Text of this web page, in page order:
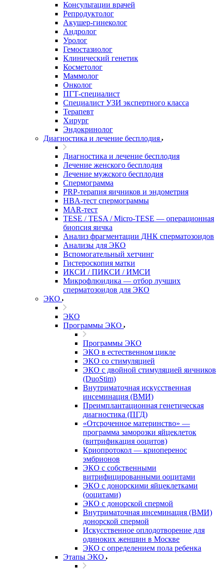
Консультации врачей
Репродуктолог
Акушер-гинеколог
Андролог
Уролог
Гемостазиолог
Клинический генетик
Косметолог
Маммолог
Онколог
ПГТ-специалист
Специалист УЗИ экспертного класса
Терапевт
Хирург
Эндокринолог
Диагностика и лечение бесплодия
Диагностика и лечение бесплодия
Лечение женского бесплодия
Лечение мужского бесплодия
Спермограмма
PRP-терапия яичников и эндометрия
HBA-тест спермограммы
MAR-тест
TESE / TESA / Micro-TESE — операционная
биопсия яичка
Анализ фрагментации ДНК сперматозоидов
Анализы для ЭКО
Вспомогательный хетчинг
Гистероскопия матки
ИКСИ / ПИКСИ / ИМСИ
Микрофлюидика — отбор лучших
сперматозоидов для ЭКО
ЭКО
ЭКО
Программы ЭКО
Программы ЭКО
ЭКО в естественном цикле
ЭКО со стимуляцией
ЭКО с двойной стимуляцией яичников
(DuoStim)
Внутриматочная искусственная
инсеминация (ВМИ)
Преимплантационная генетическая
диагностика (ПГД)
«Отсроченное материнство» —
программа заморозки яйцеклеток
(витрификация ооцитов)
Криопротокол — криоперенос
эмбрионов
ЭКО с собственными
витрифицированными ооцитами
ЭКО с донорскими яйцеклетками
(ооцитами)
ЭКО с донорской спермой
Внутриматочная инсеминация (ВМИ)
донорской спермой
Искусственное оплодотворение для
одиноких женщин в Москве
ЭКО с определением пола ребенка
Этапы ЭКО